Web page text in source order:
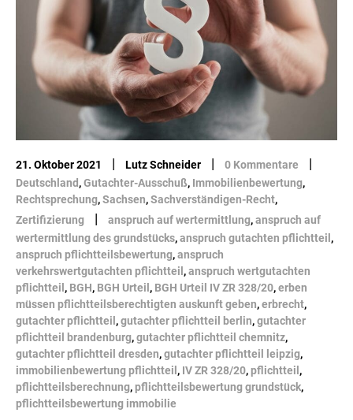
21. Oktober 2021 | Lutz Schneider | 0 Kommentare |
Deutschland ,Gutachter-Ausschuß, Immobilienbewertung,
Rechtsprechung,Sachsen,Sachverständigen-Recht,
Zertifizierung
| anspruch auf wertermittlung,anspruch auf
wertermittlung des grundstücks,anspruch gutachten pflichtteil ,
anspruch pflichtteilsbewertung,anspruch
verkehrswertgutachten pflichtteil ,anspruch wertgutachten
pflichtteil , BGH, BGH Urteil , BGH Urteil IV ZR 328/20,erben
müssen pflichtteilsberechtigten auskunft geben,erbrecht,
gutachter pflichtteil ,gutachter pflichtteil berlin,gutachter
pflichtteil brandenburg,gutachter pflichtteil chemnitz,
gutachter pflichtteil dresden,gutachter pflichtteil leipzig,
immobilienbewertung pflichtteil , IV ZR 328/20,pflichtteil ,
pflichtteilsberechnung,pflichtteilsbewertung grundstück,
pflichtteilsbewertung immobilie